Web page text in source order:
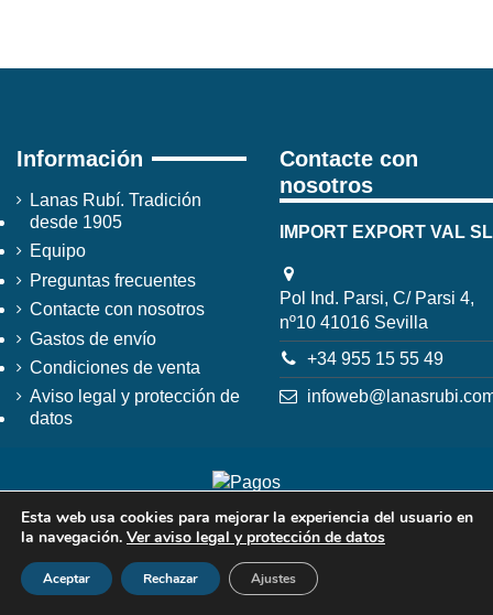
Información
Lanas Rubí. Tradición
desde 1905
Equipo
Preguntas frecuentes
Contacte con nosotros
Gastos de envío
Condiciones de venta
Aviso legal y protección de
datos
Contacte con
nosotros
IMPORT EXPORT VAL SL
Pol Ind. Parsi, C/ Parsi 4,
nº10 41016 Sevilla
+34 955 15 55 49
Esta web usa cookies para mejorar la experiencia del usuario en
la navegación. Ver aviso legal y protección de datos
Aceptar Rechazar Ajustes